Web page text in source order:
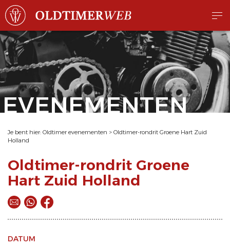
EVENEMENTEN
Je bent hier: Oldtimer evenementen > Oldtimer-rondrit Groene Hart Zuid
Holland
Oldtimer-rondrit Groene
Hart Zuid Holland
DATUM